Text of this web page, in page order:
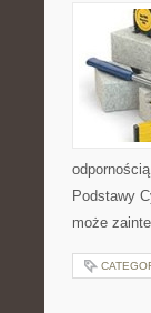
Podstawy
może